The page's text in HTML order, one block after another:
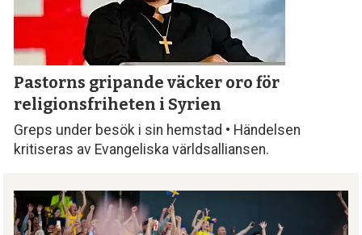
Pastorns gripande väcker oro för
religionsfriheten i Syrien
Greps under besök i sin hemstad • Händelsen
kritiseras av Evangeliska världsalliansen.